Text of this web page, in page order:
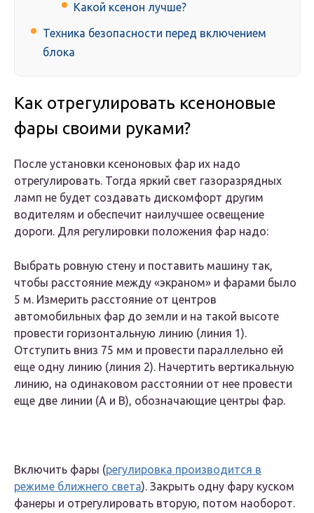
Какой ксенон лучше?
Техника безопасности перед включением
блока
Как отрегулировать ксеноновые
фары своими руками?
После установки ксеноновых фар их надо
отрегулировать. Тогда яркий свет газоразрядных
ламп не будет создавать дискомфорт другим
водителям и обеспечит наилучшее освещение
дороги. Для регулировки положения фар надо:
Выбрать ровную стену и поставить машину так,
чтобы расстояние между «экраном» и фарами было
5 м. Измерить расстояние от центров
автомобильных фар до земли и на такой высоте
провести горизонтальную линию (линия 1).
Отступить вниз 75 мм и провести параллельно ей
еще одну линию (линия 2). Начертить вертикальную
линию, на одинаковом расстоянии от нее провести
еще две линии (А и В), обозначающие центры фар.
Включить фары (регулировка производится в
режиме ближнего света). Закрыть одну фару куском
фанеры и отрегулировать вторую, потом наоборот.